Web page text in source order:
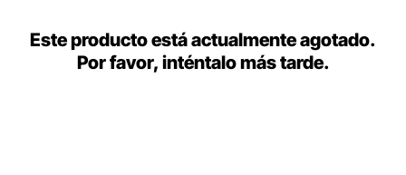
Este producto está actualmente agotado.
Por favor, inténtalo más tarde.